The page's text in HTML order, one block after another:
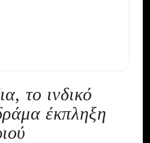
το ινδικό
έκπληξη